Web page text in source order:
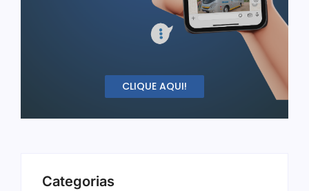
CLIQUE AQUI!
Categorias